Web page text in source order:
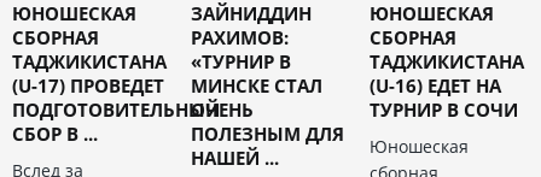
ЮНОШЕСКАЯ
СБОРНАЯ
ТАДЖИКИСТАНА
(U-17) ПРОВЕДЕТ
ПОДГОТОВИТЕЛЬНЫЙ
СБОР В ...
Вслед за
ЗАЙНИДДИН
РАХИМОВ:
«ТУРНИР В
МИНСКЕ СТАЛ
ОЧЕНЬ
ПОЛЕЗНЫМ ДЛЯ
НАШЕЙ ...
ЮНОШЕСКАЯ
СБОРНАЯ
ТАДЖИКИСТАНА
(U-16) ЕДЕТ НА
ТУРНИР В СОЧИ
Юношеская